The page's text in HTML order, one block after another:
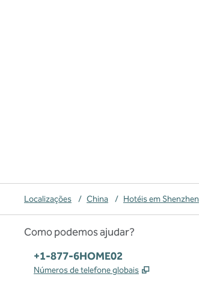
Localizações / China / Hotéis em Shenzhen
Como podemos ajudar?
Telefone:
+1-877-6HOME02
Números de telefone globais ,